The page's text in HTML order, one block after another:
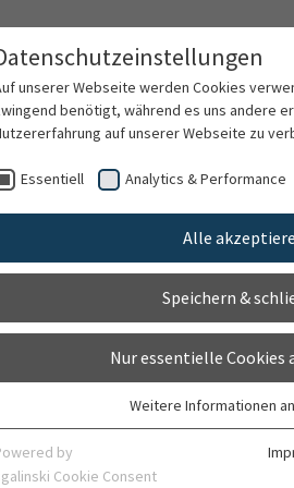
unserer Webseite werden Cookies
benötigt, während es uns andere
auf unserer Webseite zu
Essentiell Analytics & Performance
Alle
Speichern &
Nur essentielle Cookies
Essentielle Cookies werden für
benötigt. Dadurch ist gewährleistet, dass
Weitere Informationen
by
Cookie Consent